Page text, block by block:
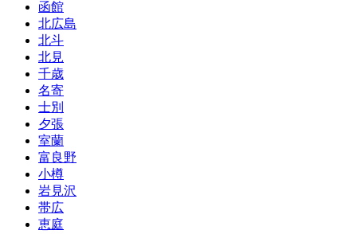
函館
北広島
北斗
北見
千歳
名寄
士別
夕張
室蘭
富良野
小樽
岩見沢
帯広
恵庭